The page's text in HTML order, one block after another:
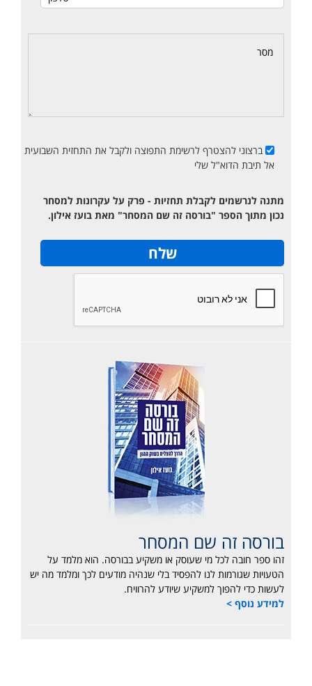
ברצוני להצטרף לרשימת התפוצה ולקבל את התחזית השבועית
אל תיבת הדוא"ל שלי
מתנה לנרשמים לקבלת תחזיות - פרק על עקרונות למסחר
נכון מתוך הספר "בורסה זה שם המסחר" מאת בועז אילון.
בורסה זה שם המסחר
זהו ספר חובה לכל מי שעוסק או משקיע בבורסה. הוא מלמד על
הטעויות שגורמות לנו להפסיד בלי שנהיה מודעים לכך ומלמד מה יש
לעשות כדי להפוך למשקיע שיודע להרוויח.
למידע נוסף >